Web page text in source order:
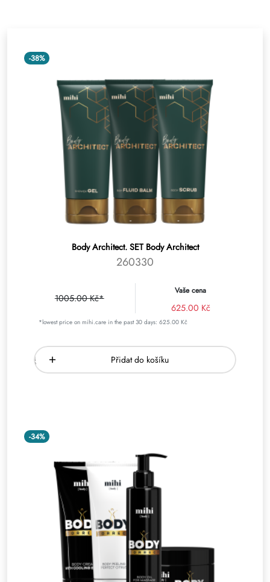
-38%
Body Architect. SET Body Architect
260330
1005.00 Kč*
Vaše cena
625.00 Kč
*lowest price on mihi.care in the past 30 days: 625.00 Kč
Přidat do košíku
-34%